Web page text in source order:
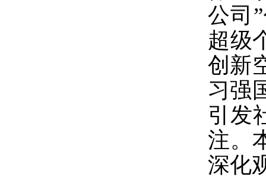
公司
超级
创新
习强
引发
注。
深化